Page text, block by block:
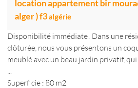
location appartement bir
alger ) f3algérie
Disponibilité immédiate! Dans une
clôturée, nous vous présentons un
meublé avec un beau jardin privatif,
...
Superficie : 80 m2